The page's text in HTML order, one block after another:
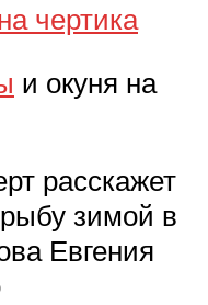
чертика
и окуня на
расскажет
зимой в
Евгения